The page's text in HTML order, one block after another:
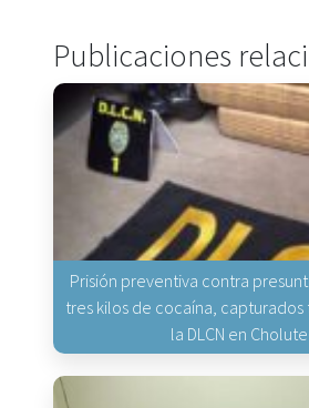
Publicaciones
Prisión preventiva contra
tres kilos de cocaína,
la DLCN en